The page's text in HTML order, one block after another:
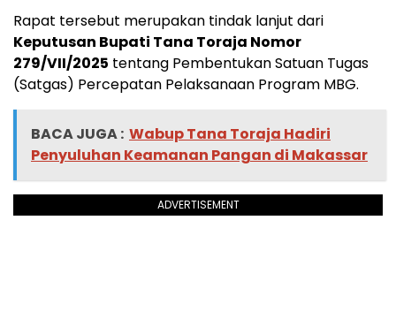
Rapat tersebut merupakan tindak lanjut dari
Keputusan Bupati Tana Toraja Nomor
279/VII/2025 tentang Pembentukan Satuan Tugas
(Satgas) Percepatan Pelaksanaan Program MBG.
BACA JUGA : Wabup Tana Toraja Hadiri
Penyuluhan Keamanan Pangan di Makassar
ADVERTISEMENT